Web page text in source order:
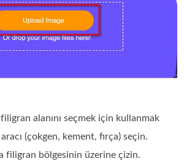
alanını seçmek için kullanmak
(çokgen, kement, fırça) seçin.
filigran bölgesinin üzerine çizin.